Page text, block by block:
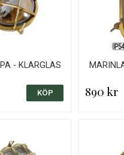
- KLARGLAS
890 kr